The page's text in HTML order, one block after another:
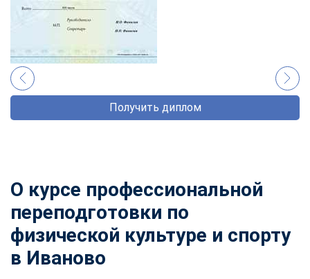
Получить диплом
О курсе профессиональной
переподготовки по
физической культуре и спорту
в Иваново